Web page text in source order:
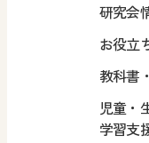
研究会
お役立
教科書
児童・
学習支